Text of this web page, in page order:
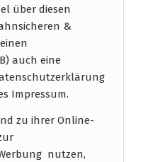
über diesen
&
auch eine
Impressum.
zu ihrer Online-
nutzen,